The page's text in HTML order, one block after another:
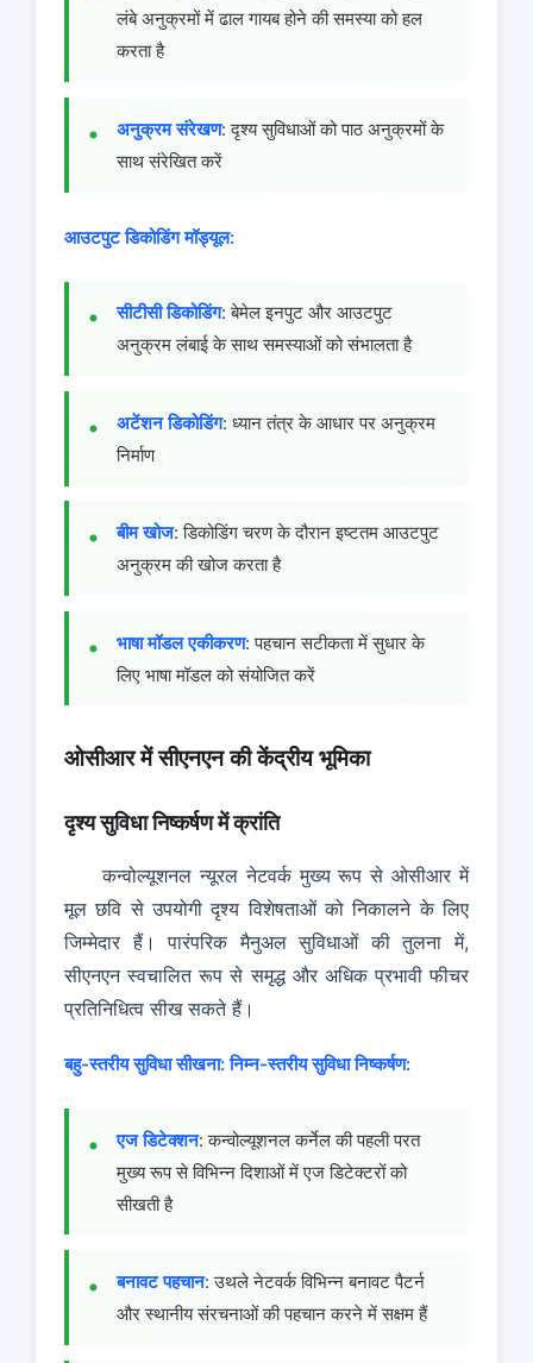
लंबे अनुक्रमों में ढाल गायब होने की समस्या को हल
करता है
अनुक्रम संरेखण: दृश्य सुविधाओं को पाठ अनुक्रमों के
साथ संरेखित करें
आउटपुट डिकोडिंग मॉड्यूल:
सीटीसी डिकोडिंग: बेमेल इनपुट और आउटपुट
अनुक्रम लंबाई के साथ समस्याओं को संभालता है
अटेंशन डिकोडिंग: ध्यान तंत्र के आधार पर अनुक्रम
निर्माण
बीम खोज: डिकोडिंग चरण के दौरान इष्टतम आउटपुट
अनुक्रम की खोज करता है
भाषा मॉडल एकीकरण: पहचान सटीकता में सुधार के
लिए भाषा मॉडल को संयोजित करें
ओसीआर में सीएनएन की केंद्रीय भूमिका
दृश्य सुविधा निष्कर्षण में क्रांति
कन्वोल्यूशनल न्यूरल नेटवर्क मुख्य रूप से ओसीआर में
मूल छवि से उपयोगी दृश्य विशेषताओं को निकालने के लिए
जिम्मेदार हैं। पारंपरिक मैनुअल सुविधाओं की तुलना में,
सीएनएन स्वचालित रूप से समृद्ध और अधिक प्रभावी फीचर
प्रतिनिधित्व सीख सकते हैं।
बहु-स्तरीय सुविधा सीखना: निम्न-स्तरीय सुविधा निष्कर्षण:
एज डिटेक्शन: कन्वोल्यूशनल कर्नेल की पहली परत
मुख्य रूप से विभिन्न दिशाओं में एज डिटेक्टरों को
सीखती है
बनावट पहचान: उथले नेटवर्क विभिन्न बनावट पैटर्न
और स्थानीय संरचनाओं की पहचान करने में सक्षम हैं